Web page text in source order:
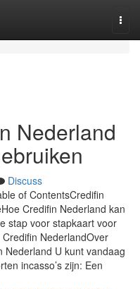
Nederland
Discuss
of ContentsCredifin
Credifin Nederland kan
stap voor stapkaart voor
NederlandOver
Nederland U kunt vandaag
incasso’s zijn: Een